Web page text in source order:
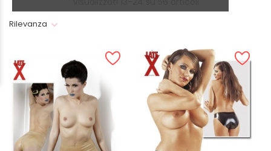
Rilevanza